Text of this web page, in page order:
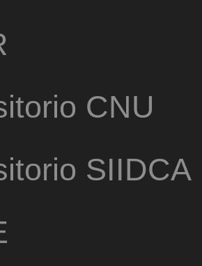
CNU
SIIDCA